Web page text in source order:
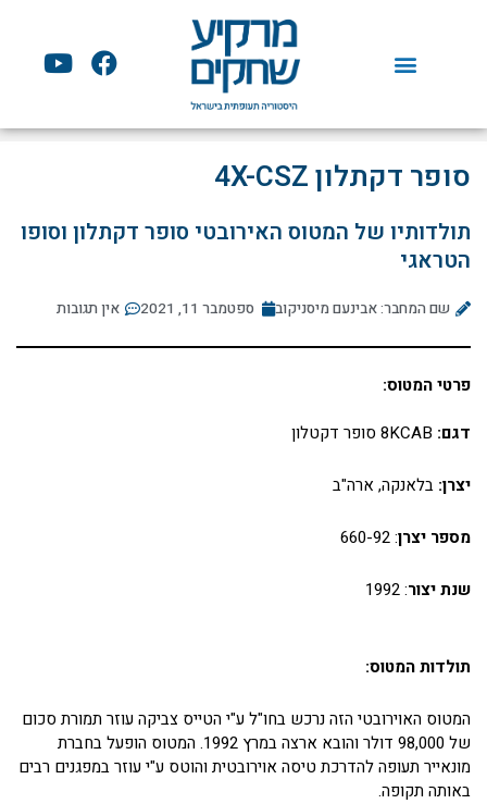
F
a
e
k
Y
o
t
סופר דקתלון 4X-CSZ
תולדותיו של המטוס האירובטי סופר דקתלון וסופו
הטראגי
שם המחבר: אבינעם מיסניקוב ספטמבר 11, 2021 אין תגובות
פרטי המטוס:
דגם:
יצרן: בלאנקה, ארה"ב
מספר יצרן: 660-92
שנת יצור: 1992
תולדות המטוס:
המטוס האוירובטי הזה נרכש בחו"ל ע"י הטייס צביקה עוזר תמורת סכום
של 98,000 דולר והובא ארצה במרץ 1992. המטוס הופעל בחברת
מונאייר תעופה להדרכת טיסה אוירובטית והוטס ע"י עוזר במפגנים רבים
באותה תקופה.